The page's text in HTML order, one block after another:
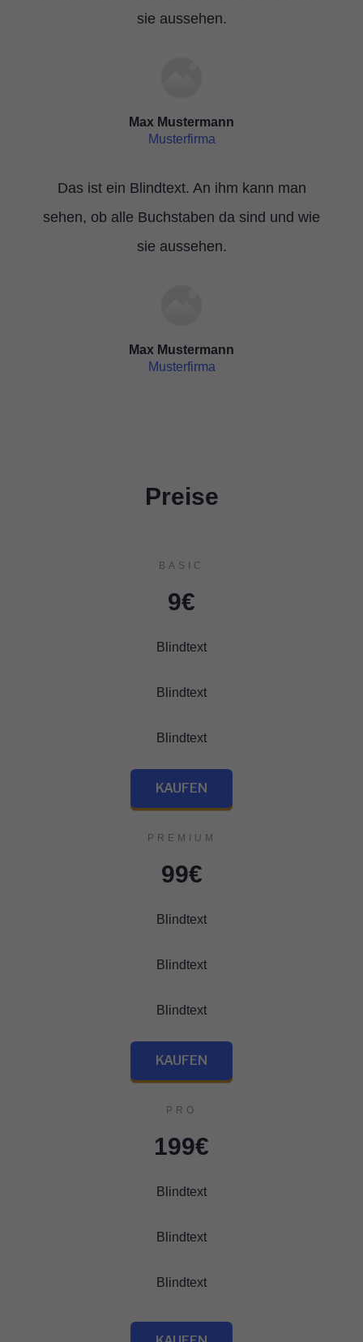
sie aussehen.
Max Mustermann
Musterfirma
Das ist ein Blindtext. An ihm kann man
sehen, ob alle Buchstaben da sind und wie
sie aussehen.
Max Mustermann
Musterfirma
Preise
BASIC
9€
Blindtext
Blindtext
Blindtext
KAUFEN
PREMIUM
99€
Blindtext
Blindtext
Blindtext
KAUFEN
PRO
199€
Blindtext
Blindtext
Blindtext